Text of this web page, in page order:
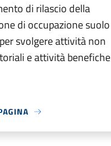
di rilascio della
di occupazione suolo
svolgere attività non
e attività benefiche